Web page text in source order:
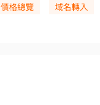
價格總覽 域名轉入